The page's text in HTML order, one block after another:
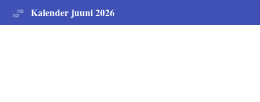
Kalender juuni 2026